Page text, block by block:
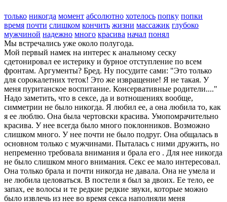
только никогда момент абсолютно хотелось попку попки
время почти слишком кончить жизни массажик глубоко
мужчиной надежно много красива начал понял
Мы встречались уже около полугода.
Мой первый намек на интерес к анальному сеску
сдетонировал ее истерику и бурное отступление по всем
фронтам. Аргументы? Бред. Ну посудите сами: "Это только
для сорокалетних теток! Это же извращение! Я не такая. У
меня пуританское воспитание. Консервативные родители...."
Надо заметить, что в сексе, да и вотношениях вообще,
симметрии не было никогда. Я любил ее, а она любила то, как
я ее люблю. Она была чертовски красива. Умопомрачительно
красива. У нее всегда было много поклонников. Возможно
слишком много. У нее почти не было подруг. Она общалась в
основном только с мужчинами. Пыталась с ними дружить, но
непременно требовала внимания и брала его . Для нее никогда
не было слишком много внимания. Секс ее мало интересовал.
Она только брала и почти никогда не давала. Она не умела и
не любила целоваться. В постели я был за двоих. Ее тело, ее
запах, ее волосы и те редкие редкие звуки, которые можно
было извлечь из нее во время секса наполняли меня